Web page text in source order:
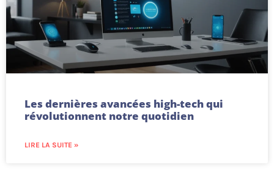
Les dernières avancées high-tech qui
révolutionnent notre quotidien
LIRE LA SUITE »